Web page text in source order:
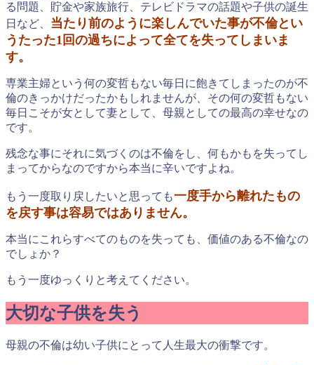
る問題、貯金や家族旅行、テレビドラマの話題や子供の誕生
日など、 当たり前のように楽しんでいた事が不倫とい
うたった1回の過ちによって全てを失ってしまいま
す。
専業主婦という何の変哲もない毎日に飽きてしまったのが不
倫のきっかけだったかもしれませんが、その何の変哲もない
毎日こそが女として妻として、母親としての最高の幸せなの
です。
残念な事にそれに気づくのは不倫をし、何もかもを失ってし
まってからなのですから本当に辛いですよね。
もう一度取り戻したいと思っても一度手から離れたもの
を戻す事は容易ではありません。
本当にこれらすべてのものを失っても、価値のある不倫なの
でしょか？
もう一度ゆっくりと考えてください。
大切な子供を失う
母親の不倫は幼い子供にとって人生最大の衝撃です。